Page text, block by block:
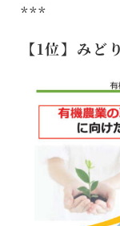
***
【1位】み